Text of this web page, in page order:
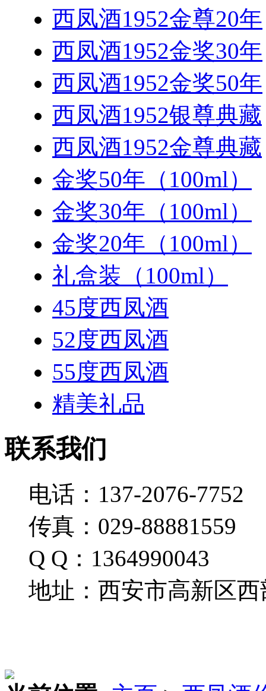
西凤酒1952金尊20年
西凤酒1952金奖30年
西凤酒1952金奖50年
西凤酒1952银尊典藏
西凤酒1952金尊典藏
金奖50年（100ml）
金奖30年（100ml）
金奖20年（100ml）
礼盒装（100ml）
45度西凤酒
52度西凤酒
55度西凤酒
精美礼品
联系我们
电话：137-2076-7752
传真：029-88881559
Q Q：1364990043
地址：西安市高新区西